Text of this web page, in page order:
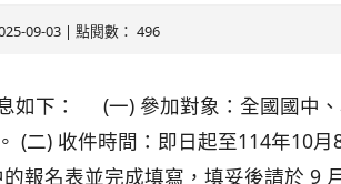
09-03 | 點閱數： 496
如下： (一) 參加對象：全國國中
(二) 收件時間：即日起至114年10
報名表並完成填寫，填妥後請於 9